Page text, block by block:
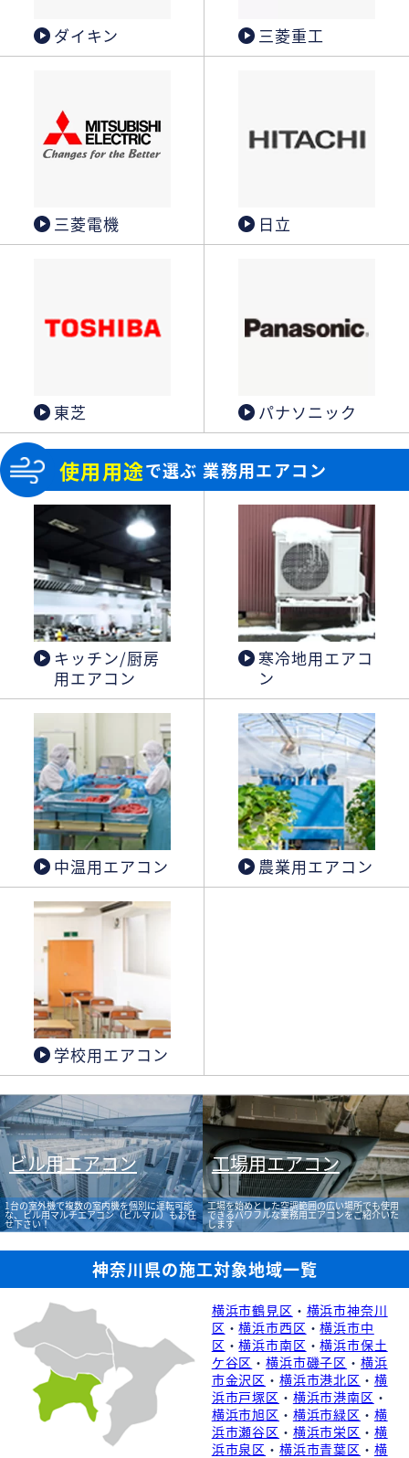
ダイキン 三菱重工
三菱電機 日立
東芝 パナソニック
使用用途で選ぶ 業務用エアコン
キッチン/厨房
用エアコン
寒冷地用エアコ
ン
中温用エアコン 農業用エアコン
学校用エアコン
ビル用エアコン
1台の室外機で複数の室内機を個別に運転可能
な、ビル用マルチエアコン（ビルマル）もお任
せ下さい！
工場用エアコン
工場を始めとした空調範囲の広い場所でも使用
できるパワフルな業務用エアコンをご紹介いた
します
神奈川県の施工対象地域一覧
横浜市鶴見区 ・ 横浜市神奈川
区 ・横浜市西区 ・横浜市中
区 ・横浜市南区 ・横浜市保土
ケ谷区 ・横浜市磯子区 ・ 横浜
市金沢区 ・ 横浜市港北区 ・ 横
浜市戸塚区 ・ 横浜市港南区 ・
横浜市旭区 ・ 横浜市緑区 ・ 横
浜市瀬谷区 ・ 横浜市栄区 ・ 横
浜市泉区 ・ 横浜市青葉区 ・ 横